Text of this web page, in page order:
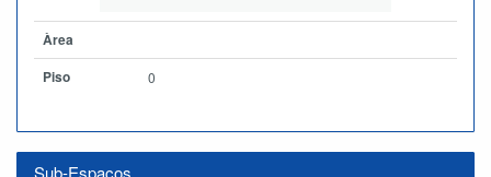
Àrea
Piso
0
Sub-Espaços